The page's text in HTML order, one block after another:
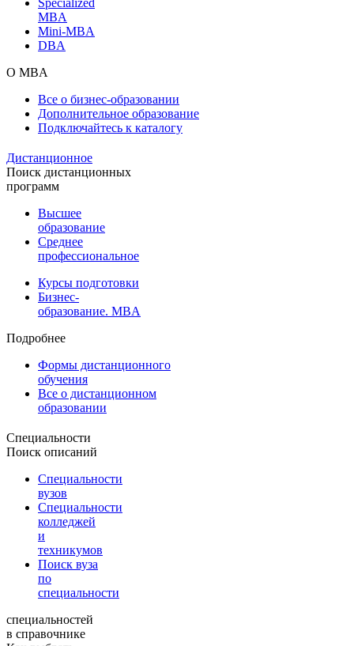
MBA
Mini-MBA
DBA
О MBA
Все о бизнес-образовании
Дополнительное образование
Подключайтесь к каталогу
Дистанционное
Поиск дистанционных
программ
Высшее
образование
Среднее
профессиональное
Курсы подготовки
Бизнес-
образование. MBA
Подробнее
Формы дистанционного
обучения
Все о дистанционном
образовании
Специальности
Поиск описаний
Специальности
вузов
Специальности
колледжей
и
техникумов
Поиск вуза
по
специальности
специальностей
в справочнике